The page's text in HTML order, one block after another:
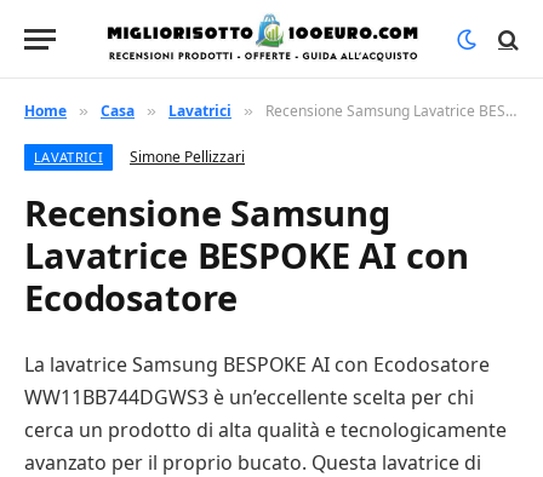
Home » Casa » Lavatrici » Recensione Samsung Lavatrice BESPOKE AI con Ecodosatore
LAVATRICI Simone Pellizzari
Recensione Samsung
Lavatrice BESPOKE AI con
Ecodosatore
La lavatrice Samsung BESPOKE AI con Ecodosatore
WW11BB744DGWS3 è un’eccellente scelta per chi
cerca un prodotto di alta qualità e tecnologicamente
avanzato per il proprio bucato. Questa lavatrice di